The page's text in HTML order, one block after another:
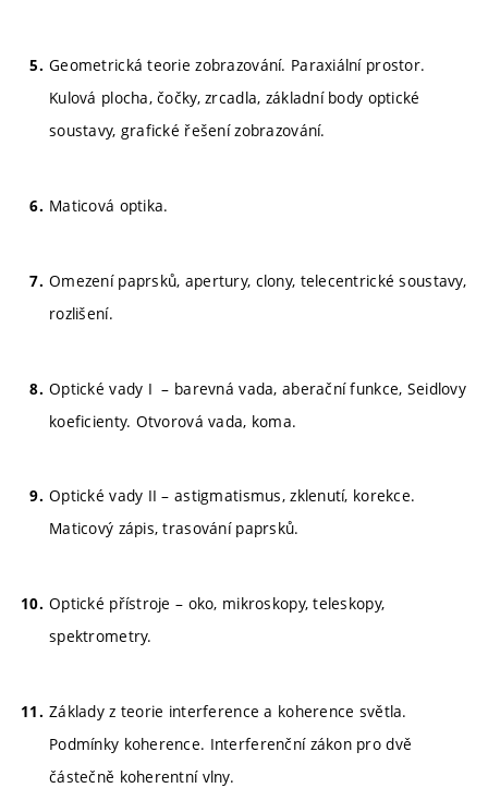
Geometrická teorie zobrazování. Paraxiální prostor.
Kulová plocha, čočky, zrcadla, základní body optické
soustavy, grafické řešení zobrazování.
Maticová optika.
Omezení paprsků, apertury, clony, telecentrické soustavy,
rozlišení.
Optické vady I – barevná vada, aberační funkce, Seidlovy
koeficienty. Otvorová vada, koma.
Optické vady II – astigmatismus, zklenutí, korekce.
Maticový zápis, trasování paprsků.
Optické přístroje – oko, mikroskopy, teleskopy,
spektrometry.
Základy z teorie interference a koherence světla.
Podmínky koherence. Interferenční zákon pro dvě
částečně koherentní vlny.